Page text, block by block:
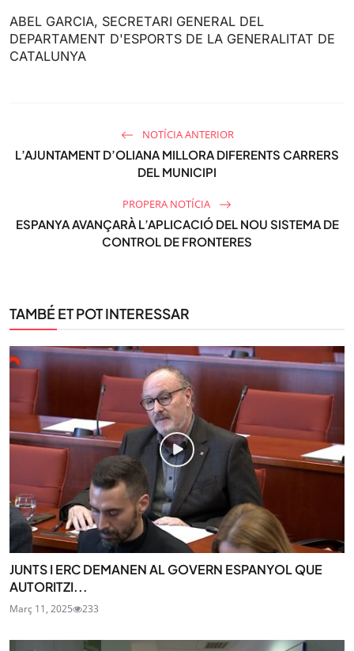
ABEL GARCIA, SECRETARI GENERAL DEL
DEPARTAMENT D'ESPORTS DE LA GENERALITAT DE
CATALUNYA
NOTÍCIA ANTERIOR
L’AJUNTAMENT D’OLIANA MILLORA DIFERENTS CARRERS
DEL MUNICIPI
PROPERA NOTÍCIA
ESPANYA AVANÇARÀ L’APLICACIÓ DEL NOU SISTEMA DE
CONTROL DE FRONTERES
TAMBÉ ET POT INTERESSAR
JUNTS I ERC DEMANEN AL GOVERN ESPANYOL QUE
AUTORITZI...
Març 11, 2025 233